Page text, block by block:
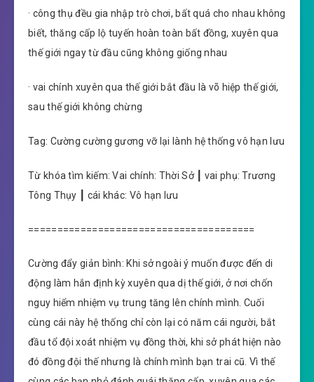
· công thụ đều gia nhập trò chơi, bất quá cho nhau không
biết, thăng cấp lộ tuyến hoàn toàn bất đồng, xuyên qua
thế giới ngay từ đầu cũng không giống nhau
· vai chính xuyên qua thế giới bắt đầu là võ hiệp thế giới,
sau thế giới không chừng
Tag: Cường cường gương vỡ lại lành hệ thống vô hạn lưu
Từ khóa tìm kiếm: Vai chính: Thời Sở ┃ vai phụ: Trương
Tông Thụy ┃ cái khác: Vô hạn lưu
=======================================
Cường đẩy giản bình: Khi sở ngoài ý muốn được đến di
động làm hắn định kỳ xuyên qua dị thế giới, ở nơi chốn
nguy hiểm nhiệm vụ trung tăng lên chính mình. Cuối
cùng cái này hệ thống chỉ còn lại có năm cái người, bắt
đầu tổ đội xoát nhiệm vụ đồng thời, khi sở phát hiện nào
đó đồng đội thế nhưng là chính mình bạn trai cũ. Vì thế